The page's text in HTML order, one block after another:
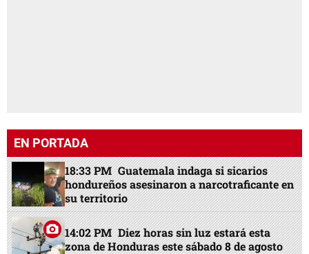
EN PORTADA
18:33 PM Guatemala indaga si sicarios
hondureños asesinaron a narcotraficante en
su territorio
14:02 PM Diez horas sin luz estará esta
zona de Honduras este sábado 8 de agosto